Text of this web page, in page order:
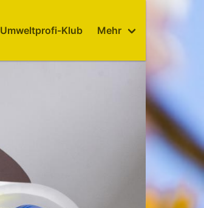
Umweltprofi-Klub Mehr